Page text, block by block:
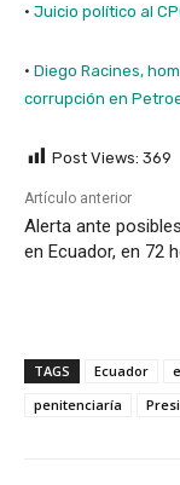
· Juicio político al
· Diego Racines,
corrupción en
Post Views: 369
Artículo anterior
Alerta ante
en Ecuador, en 72
TAGS Ecuador
penitenciaría